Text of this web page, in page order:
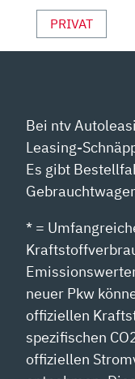
PRIVAT
Bei ntv
Leasing-
Es gibt
* =
neuer Pkw
offiziellen
spezifischen
offiziellen